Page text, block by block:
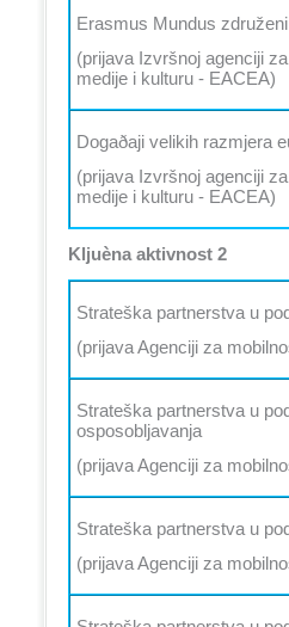
Erasmus Mundus
(prijava Izvršnoj agenciji
medije i kulturu - EACEA)
Dogaðaji velikih razmjera
(prijava Izvršnoj agenciji
medije i kulturu - EACEA)
Kljuèna aktivnost 2
Strateška partnerstva u
(prijava Agenciji za
Strateška partnerstva u
osposobljavanja
(prijava Agenciji za
Strateška partnerstva u
(prijava Agenciji za